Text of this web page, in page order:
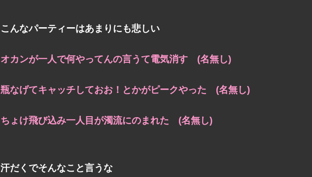
こんなパーティーはあまりにも悲しい
オカンが一人で何やってんの言うて電気消す (名無し)
瓶なげてキャッチしておお！とかがピークやった (名無し)
ちょけ飛び込み一人目が濁流にのまれた (名無し)
汗だくでそんなこと言うな